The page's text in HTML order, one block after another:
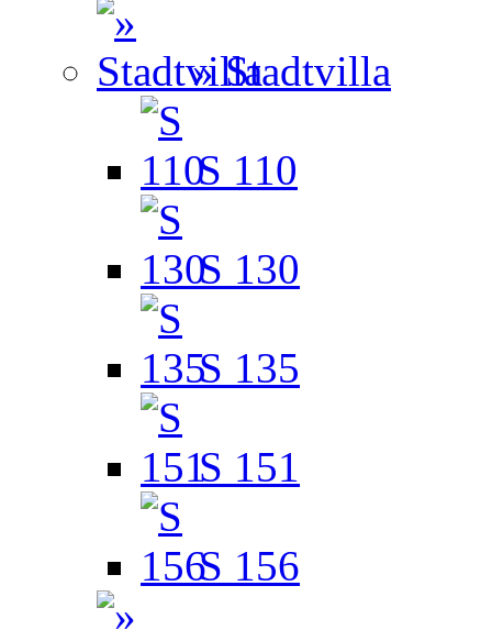
» Stadtvilla
S 110
S 130
S 135
S 151
S 156